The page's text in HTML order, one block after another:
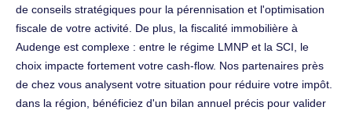
de conseils stratégiques pour la pérennisation et l'optimisation
fiscale de votre activité. De plus, la fiscalité immobilière à
Audenge est complexe : entre le régime LMNP et la SCI, le
choix impacte fortement votre cash-flow. Nos partenaires près
de chez vous analysent votre situation pour réduire votre impôt.
dans la région, bénéficiez d'un bilan annuel précis pour valider